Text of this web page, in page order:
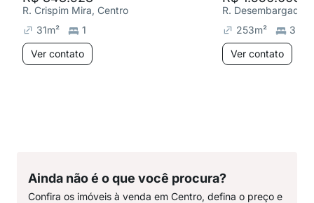
R. Crispim Mira, Centro
31m²
1
Ver contato
253m²
3
Ver contato
Ainda não é o que você procura?
Confira os imóveis à venda em Centro, defina o preço e